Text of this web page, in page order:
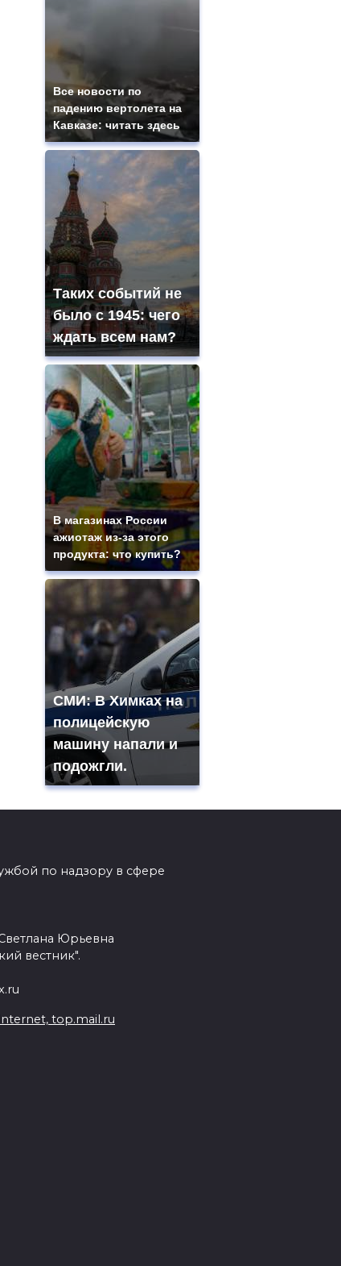
Все новости по
падению вертолета на
Кавказе: читать здесь
Таких событий не
было с 1945: чего
ждать всем нам?
В магазинах России
ажиотаж из-за этого
продукта: что купить?
СМИ: В Химках на
полицейскую
машину напали и
подожгли.
по надзору в сфере
Юрьевна
вестник".
top.mail.ru